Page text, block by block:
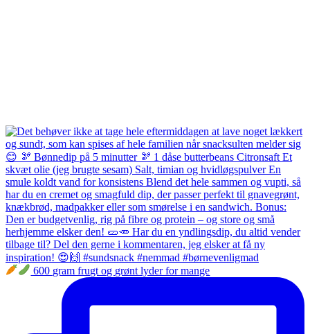
600 gram frugt og grønt lyder for mange